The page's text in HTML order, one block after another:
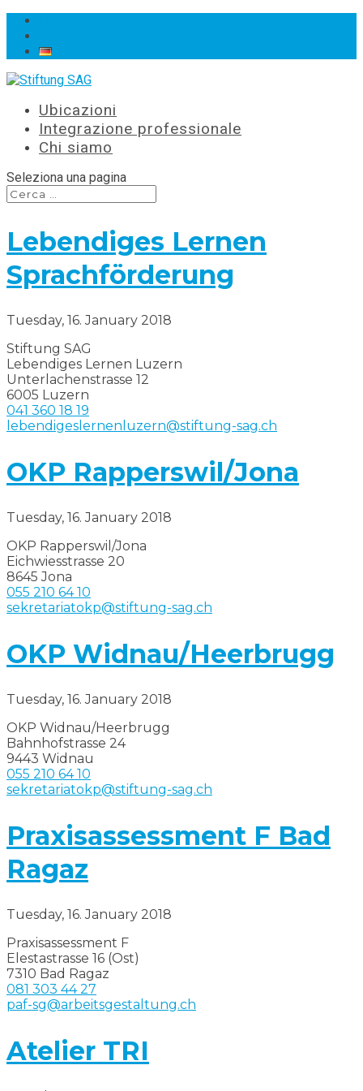
Ubicazioni
Integrazione professionale
Chi siamo
Seleziona una pagina
Lebendiges Lernen
Sprachförderung
Tuesday, 16. January 2018
Stiftung SAG
Lebendiges Lernen Luzern
Unterlachenstrasse 12
6005 Luzern
041 360 18 19
lebendigeslernenluzern@stiftung-sag.ch
OKP Rapperswil/Jona
Tuesday, 16. January 2018
OKP Rapperswil/Jona
Eichwiesstrasse 20
8645 Jona
055 210 64 10
sekretariatokp@stiftung-sag.ch
OKP Widnau/Heerbrugg
Tuesday, 16. January 2018
OKP Widnau/Heerbrugg
Bahnhofstrasse 24
9443 Widnau
055 210 64 10
sekretariatokp@stiftung-sag.ch
Praxisassessment F Bad
Ragaz
Tuesday, 16. January 2018
Praxisassessment F
Elestastrasse 16 (Ost)
7310 Bad Ragaz
081 303 44 27
paf-sg@arbeitsgestaltung.ch
Atelier TRI